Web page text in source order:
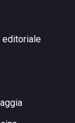
editoriale